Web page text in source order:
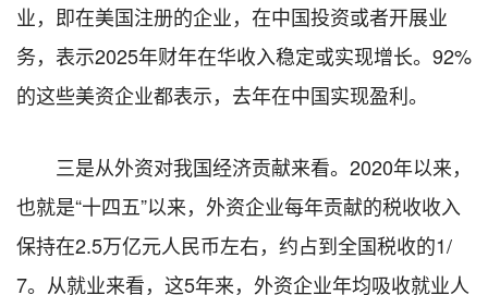
业，即在美国注册的企业，在中国投资或者开展业
务，表示2025年财年在华收入稳定或实现增长。92%
的这些美资企业都表示，去年在中国实现盈利。
三是从外资对我国经济贡献来看。2020年以来，
也就是“十四五”以来，外资企业每年贡献的税收收入
保持在2.5万亿元人民币左右，约占到全国税收的1/
7。从就业来看，这5年来，外资企业年均吸收就业人